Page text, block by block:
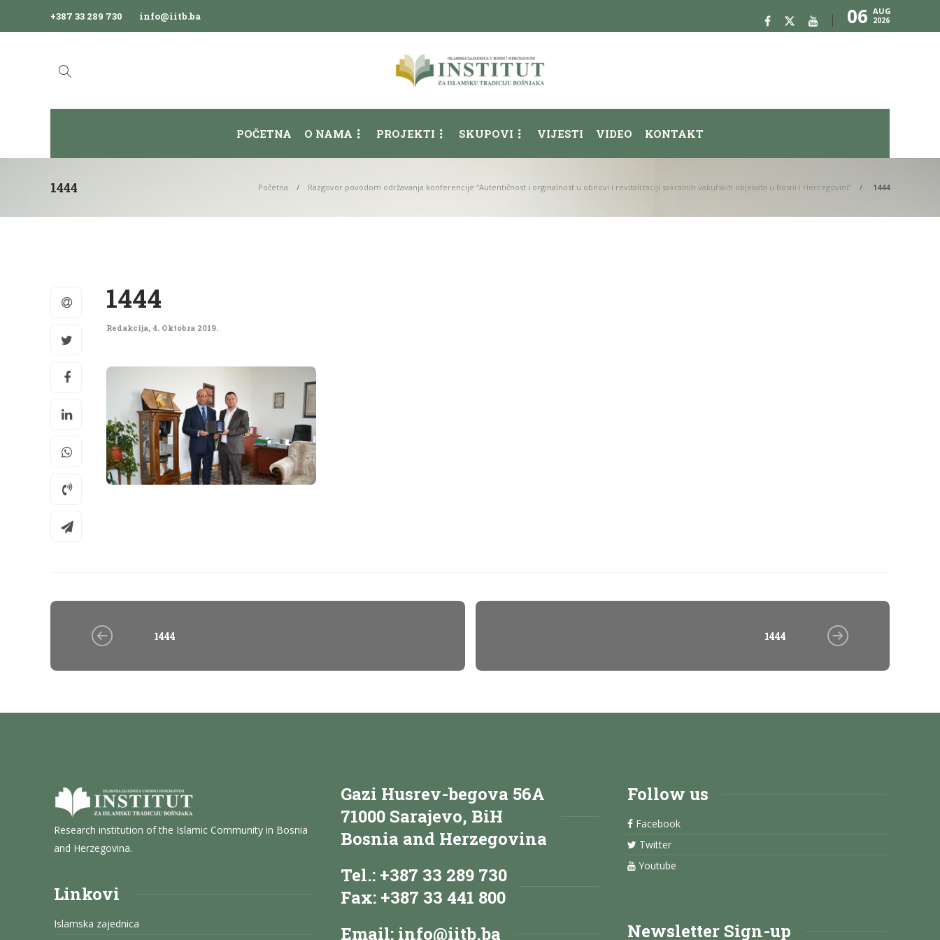
+387 33 289 730 info@iitb.ba 06 AUG
2026
POČETNA O NAMA PROJEKTI SKUPOVI VIJESTI VIDEO KONTAKT
1444 Početna Razgovor povodom održavanja konferencije “Autentičnost i orginalnost u obnovi i revitalizaciji sakralnih vakufskih objekata u Bosni i Hercegovini” 1444
1444
Redakcija, 4. Oktobra 2019.
1444 1444
Research institution of the Islamic Community in Bosnia
and Herzegovina.
Linkovi
Islamska zajednica
Gazi Husrev-begova 56A
71000 Sarajevo, BiH
Bosnia and Herzegovina
Tel.: +387 33 289 730
Fax: +387 33 441 800
Email: info@iitb.ba
Follow us
Facebook
Twitter
Youtube
Newsletter Sign-up